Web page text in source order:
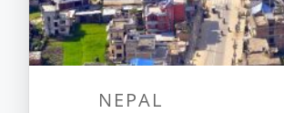
NEPAL